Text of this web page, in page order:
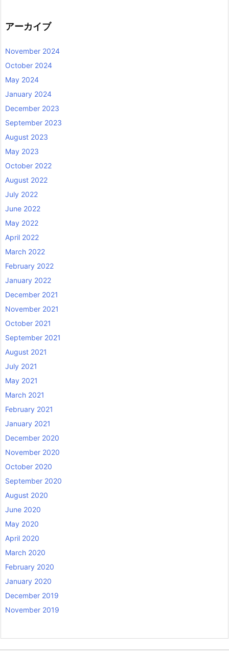
アーカイブ
November 2024
October 2024
May 2024
January 2024
December 2023
September 2023
August 2023
May 2023
October 2022
August 2022
July 2022
June 2022
May 2022
April 2022
March 2022
February 2022
January 2022
December 2021
November 2021
October 2021
September 2021
August 2021
July 2021
May 2021
March 2021
February 2021
January 2021
December 2020
November 2020
October 2020
September 2020
August 2020
June 2020
May 2020
April 2020
March 2020
February 2020
January 2020
December 2019
November 2019